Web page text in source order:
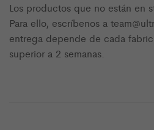
Los productos que no están en
Para ello, escríbenos a
entrega depende de cada
superior a 2 semanas.